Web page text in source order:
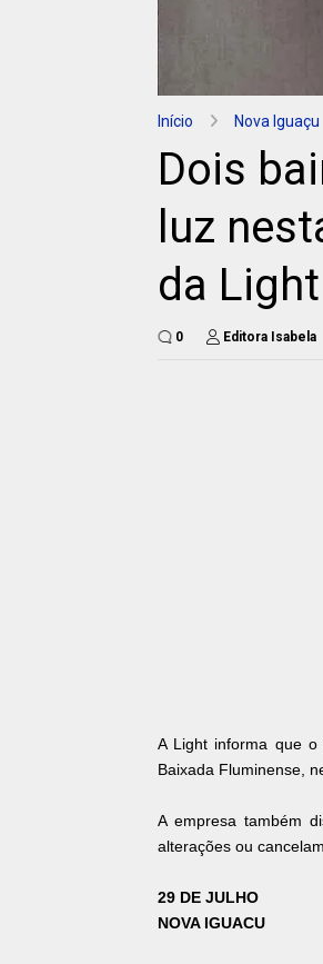
Início Nova Iguaçu
Dois
luz
da Light
0 Editora Isabela
A Light informa que
Baixada Fluminense,
A empresa também
alterações ou
29 DE JULHO
NOVA IGUACU